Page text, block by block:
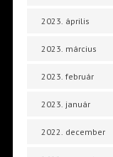
2023. április
2023. március
2023. február
2023. január
2022. december